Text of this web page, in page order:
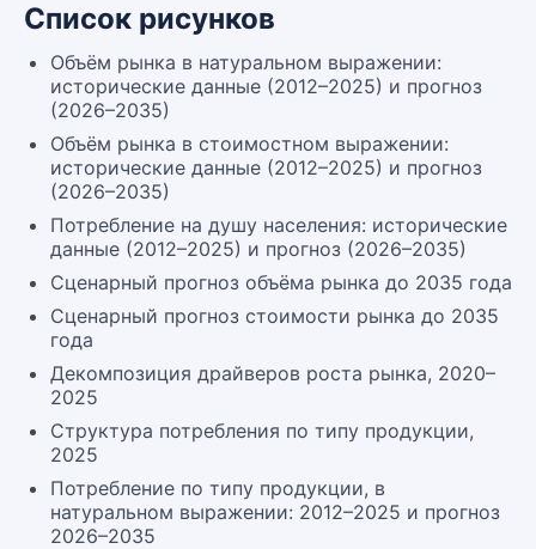
Список рисунков
Объём рынка в натуральном выражении:
исторические данные (2012–2025) и прогноз
(2026–2035)
Объём рынка в стоимостном выражении:
исторические данные (2012–2025) и прогноз
(2026–2035)
Потребление на душу населения: исторические
данные (2012–2025) и прогноз (2026–2035)
Сценарный прогноз объёма рынка до 2035 года
Сценарный прогноз стоимости рынка до 2035
года
Декомпозиция драйверов роста рынка, 2020–
2025
Структура потребления по типу продукции,
2025
Потребление по типу продукции, в
натуральном выражении: 2012–2025 и прогноз
2026–2035